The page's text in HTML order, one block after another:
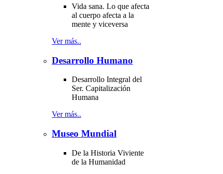
Vida sana. Lo que afecta
al cuerpo afecta a la
mente y viceversa
Ver más..
Desarrollo Humano
Desarrollo Integral del
Ser. Capitalización
Humana
Ver más..
Museo Mundial
De la Historia Viviente
de la Humanidad